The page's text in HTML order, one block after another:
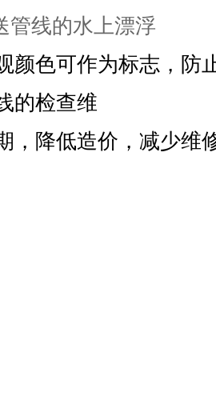
管线的水上漂浮
颜色可作为标志，防
的检查维
，降低造价，减少维